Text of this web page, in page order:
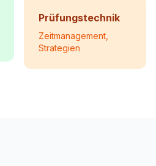
Prüfungstechnik
Zeitmanagement,
Strategien